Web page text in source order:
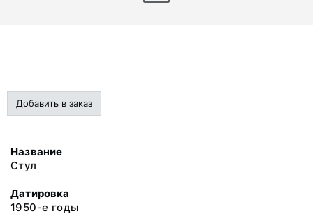
Добавить в заказ
Название
Стул
Датировка
1950-е годы